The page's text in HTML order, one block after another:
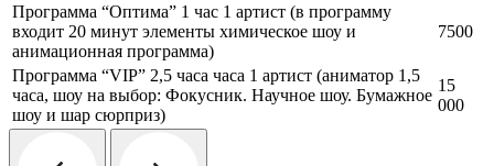
Программа “Оптима” 1 час 1 артист (в программу
входит 20 минут элементы химическое шоу и
анимационная программа)
7500
Программа “VIP” 2,5 часа часа 1 артист (аниматор 1,5
часа, шоу на выбор: Фокусник. Научное шоу. Бумажное
шоу и шар сюрприз)
15
000